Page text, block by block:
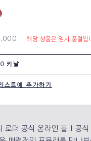
해당 상품은 임시 품절입
카날
스트에 추가하기
로더 공식 온라인 몰 | 공식